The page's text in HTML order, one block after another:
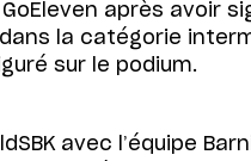
GoEleven après avoir
la catégorie
sur le podium.
avec l’équipe